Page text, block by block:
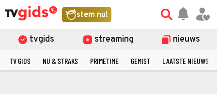
stem nu!
tvgids streaming nieuws
TV GIDS NU & STRAKS PRIMETIME GEMIST LAATSTE NIEUWS